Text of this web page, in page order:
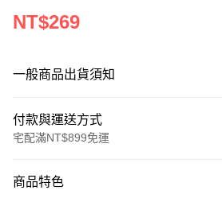
NT$269
一般商品出貨須知
付款與運送方式
宅配滿NT$899免運
信用卡一次付款
商品特色